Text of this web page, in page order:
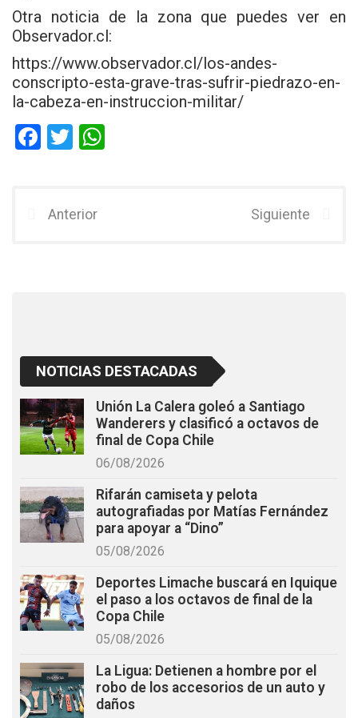
Otra noticia de la zona que puedes ver en
Observador.cl:
https://www.observador.cl/los-andes-
conscripto-esta-grave-tras-sufrir-piedrazo-en-
la-cabeza-en-instruccion-militar/
F
b
T
er
Anterior Siguiente
NOTICIAS DESTACADAS
Unión La Calera goleó a Santiago
Wanderers y clasificó a octavos de
final de Copa Chile
06/08/2026
Rifarán camiseta y pelota
autografiadas por Matías Fernández
para apoyar a “Dino”
05/08/2026
Deportes Limache buscará en Iquique
el paso a los octavos de final de la
Copa Chile
05/08/2026
La Ligua: Detienen a hombre por el
robo de los accesorios de un auto y
daños